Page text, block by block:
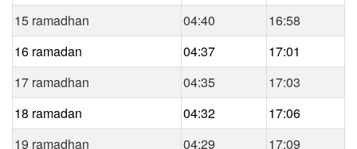
15 ramadhan
04:40
16:58
16 ramadan
04:37
17:01
17 ramadhan
04:35
17:03
18 ramadan
04:32
17:06
19 ramadhan
04:29
17:09